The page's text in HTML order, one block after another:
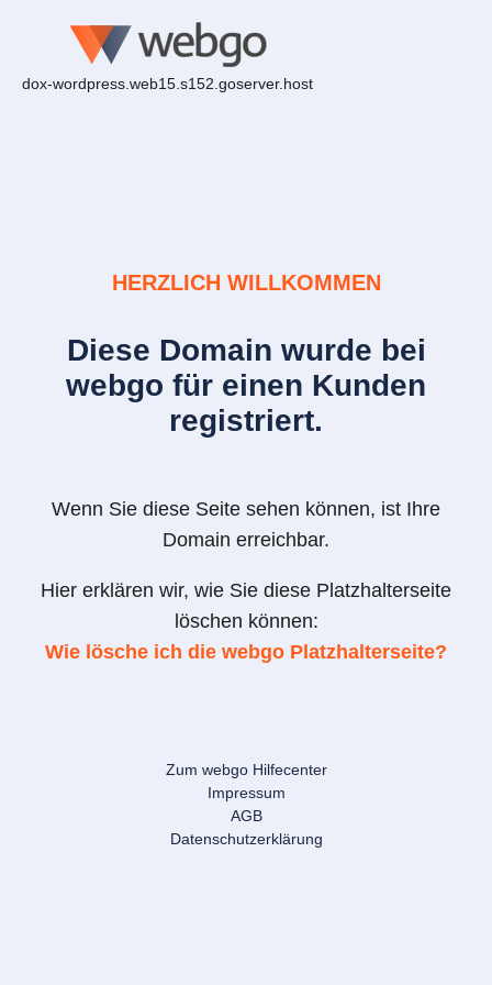
dox-wordpress.web15.s152.goserver.host
HERZLICH WILLKOMMEN
Diese Domain wurde bei
webgo für einen Kunden
registriert.
Wenn Sie diese Seite sehen können, ist Ihre
Domain erreichbar.
Hier erklären wir, wie Sie diese Platzhalterseite
löschen können:
Wie lösche ich die webgo Platzhalterseite?
Zum webgo Hilfecenter
Impressum
AGB
Datenschutzerklärung